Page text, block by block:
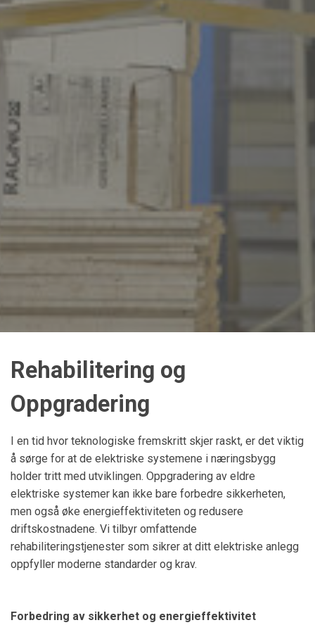
Rehabilitering og
Oppgradering
I en tid hvor teknologiske fremskritt skjer raskt, er det viktig
å sørge for at de elektriske systemene i næringsbygg
holder tritt med utviklingen. Oppgradering av eldre
elektriske systemer kan ikke bare forbedre sikkerheten,
men også øke energieffektiviteten og redusere
driftskostnadene. Vi tilbyr omfattende
rehabiliteringstjenester som sikrer at ditt elektriske anlegg
oppfyller moderne standarder og krav.
Forbedring av sikkerhet og energieffektivitet